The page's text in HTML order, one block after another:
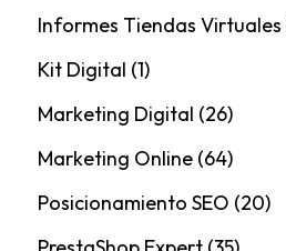
Informes Tiendas Virtuales
Kit Digital (1)
Marketing Digital (26)
Marketing Online(64)
Posicionamiento SEO (20)